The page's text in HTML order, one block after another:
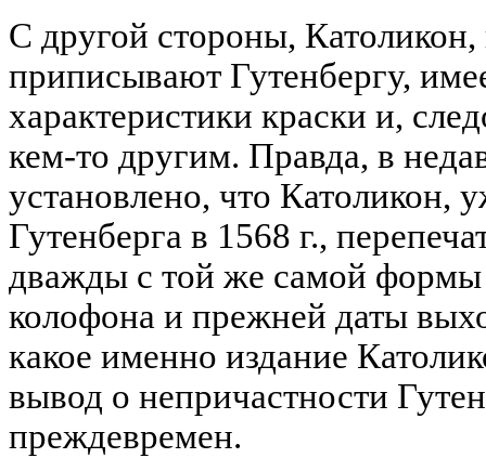
С другой стороны,
приписывают Гутенбергу,
характеристики краски и,
кем-то другим. Правда, в
установлено, что Католикон,
Гутенберга в 1568 г.,
дважды с той же самой формы
колофона и прежней даты
какое именно издание
вывод о непричастности
преждевремен.